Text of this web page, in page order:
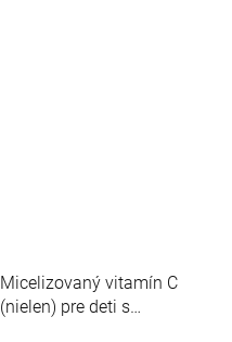
Micelizovaný vitamín C
(nielen) pre deti s